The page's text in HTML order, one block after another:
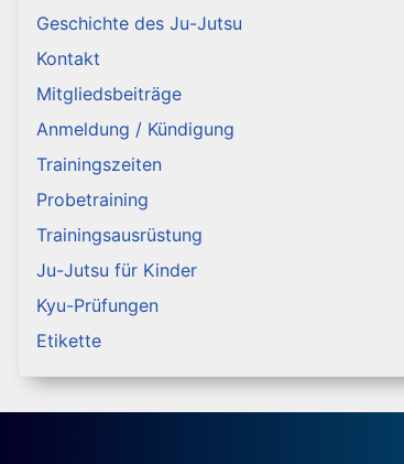
Geschichte des Ju-Jutsu
Kontakt
Mitgliedsbeiträge
Anmeldung / Kündigung
Trainingszeiten
Probetraining
Trainingsausrüstung
Ju-Jutsu für Kinder
Kyu-Prüfungen
Etikette